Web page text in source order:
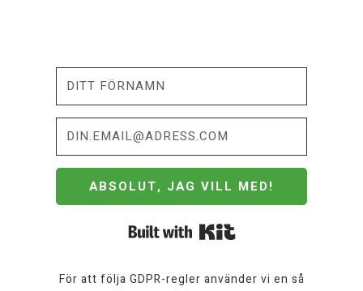
ABSOLUT, JAG VILL MED!
För att följa GDPR-regler använder vi en så